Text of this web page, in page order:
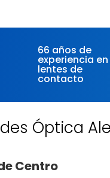
66 años de
experiencia en
lentes de
contacto
Óptica
Centro